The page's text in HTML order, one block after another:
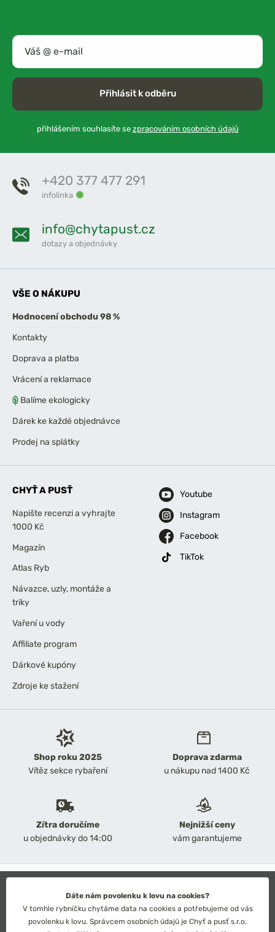
Přihlásit k odběru
přihlášením souhlasíte se zpracováním osobních údajů
Shop roku 2025
Vítěz sekce rybaření
Doprava zdarma
u nákupu nad 1400 Kč
Zítra doručíme
u objednávky do 14:00
Nejnižší ceny
vám garantujeme
+420 377 477 291
infolinka
info@chytapust.cz
dotazy a objednávky
VŠE O NÁKUPU
Hodnocení obchodu 98 %
Kontakty
Doprava a platba
Vrácení a reklamace
Balíme ekologicky
Dárek ke každé objednávce
Prodej na splátky
CHYŤ A PUSŤ
Napište recenzi a vyhrajte
1000 Kč
Magazín
Atlas Ryb
Návazce, uzly, montáže a
triky
Vaření u vody
Affiliate program
Dárkové kupóny
Zdroje ke stažení
Youtube
Instagram
Facebook
TikTok
Obchodní podmínky
Ochrana osobních údajů
Technické řešení: Simplia s.r.o.
Dáte nám povolenku k lovu na cookies?
V tomhle rybníčku chytáme data na cookies a potřebujeme od vás
povolenku k lovu. Správcem osobních údajů je Chyť a pusť s.r.o.